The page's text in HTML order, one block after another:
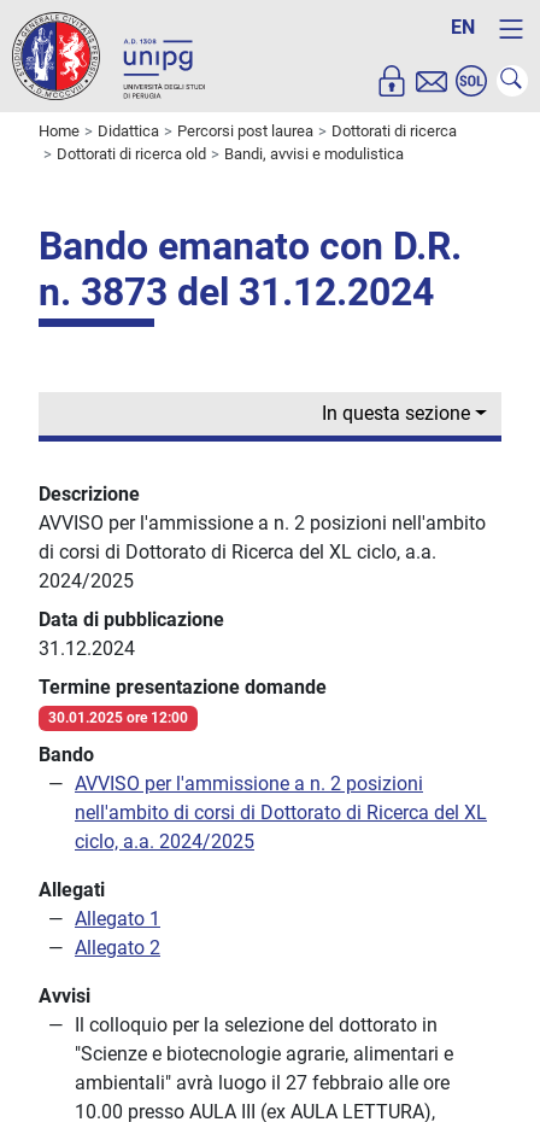
EN
Home Didattica Percorsi post laurea
Dottorati di ricerca
Dottorati di ricerca old
Bandi, avvisi e modulistica
Bando emanato con D.R.
n. 3873 del 31.12.2024
In questa sezione
Descrizione
AVVISO per l'ammissione a n. 2 posizioni nell'ambito
di corsi di Dottorato di Ricerca del XL ciclo, a.a.
2024/2025
Data di pubblicazione
31.12.2024
Termine presentazione domande
30.01.2025 ore 12:00
Bando
AVVISO per l'ammissione a n. 2 posizioni
nell'ambito di corsi di Dottorato di Ricerca del XL
ciclo, a.a. 2024/2025
Allegati
Allegato 1
Allegato 2
Avvisi
Il colloquio per la selezione del dottorato in
"Scienze e biotecnologie agrarie, alimentari e
ambientali" avrà luogo il 27 febbraio alle ore
10.00 presso AULA III (ex AULA LETTURA),